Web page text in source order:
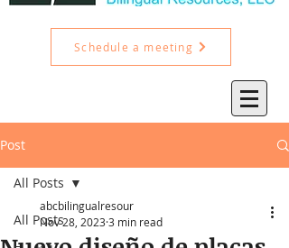
Schedule a meeting
Post
All Posts
All Posts
abcbilingualresour
Nov 28, 20233 min read